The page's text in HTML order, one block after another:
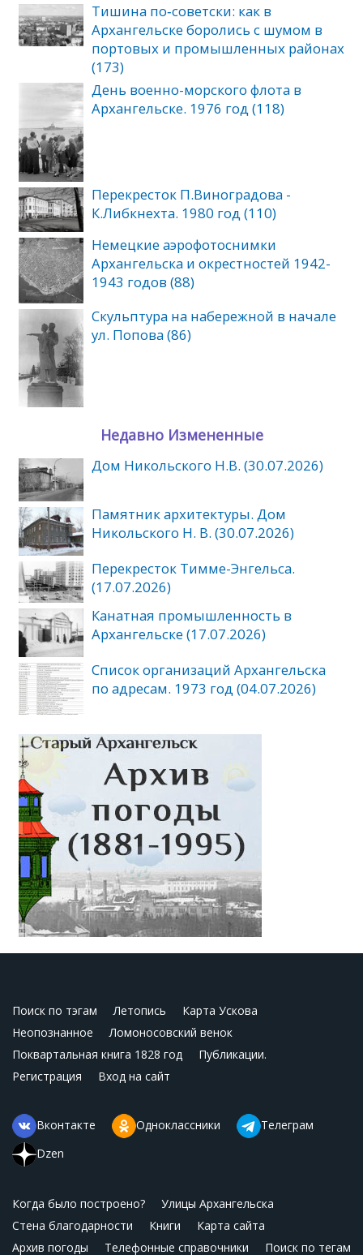
Тишина по‑советски: как в
Архангельске боролись с шумом в
портовых и промышленных районах
(173)
День военно-морского флота в
Архангельске. 1976 год (118)
Перекресток П.Виноградова -
К.Либкнехта. 1980 год (110)
Немецкие аэрофотоснимки
Архангельска и окрестностей 1942-
1943 годов (88)
Скульптура на набережной в начале
ул. Попова (86)
Недавно Измененные
Дом Никольского Н.В. (30.07.2026)
Памятник архитектуры. Дом
Никольского Н. В. (30.07.2026)
Перекресток Тимме-Энгельса.
(17.07.2026)
Канатная промышленность в
Архангельске (17.07.2026)
Список организаций Архангельска
по адресам. 1973 год (04.07.2026)
Поиск по тэгам Летопись
Карта Ускова
Неопознанное
Ломоносовский венок
Поквартальная книга 1828 год
Публикации.
Регистрация
Вход на сайт
Вконтакте Одноклассники
Телеграм
Dzen
Когда было построено?
Улицы Архангельска
Стена благодарности
Книги
Карта сайта
Архив погоды
Телефонные справочники Поиск по тегам